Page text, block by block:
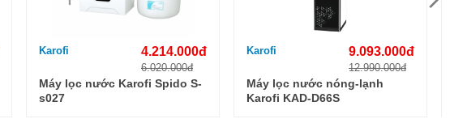
Karofi 4.214.000đ
6.020.000đ
Máy lọc nước Karofi Spido S-
s027
Karofi 9.093.000đ
12.990.000đ
Máy lọc nước nóng-lạnh
Karofi KAD-D66S